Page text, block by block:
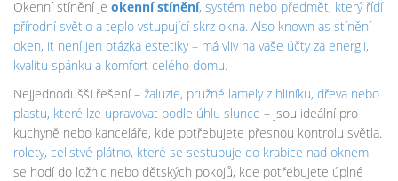
Okenní stínění je okenní stínění, systém nebo předmět, který řídí
přírodní světlo a teplo vstupující skrz okna. Also known as stínění
oken, it není jen otázka estetiky – má vliv na vaše účty za energii,
kvalitu spánku a komfort celého domu.
Nejjednodušší řešení – žaluzie, pružné lamely z hliníku, dřeva nebo
plastu, které lze upravovat podle úhlu slunce – jsou ideální pro
kuchyně nebo kanceláře, kde potřebujete přesnou kontrolu světla.
rolety, celistvé plátno, které se sestupuje do krabice nad oknem
se hodí do ložnic nebo dětských pokojů, kde potřebujete úplné